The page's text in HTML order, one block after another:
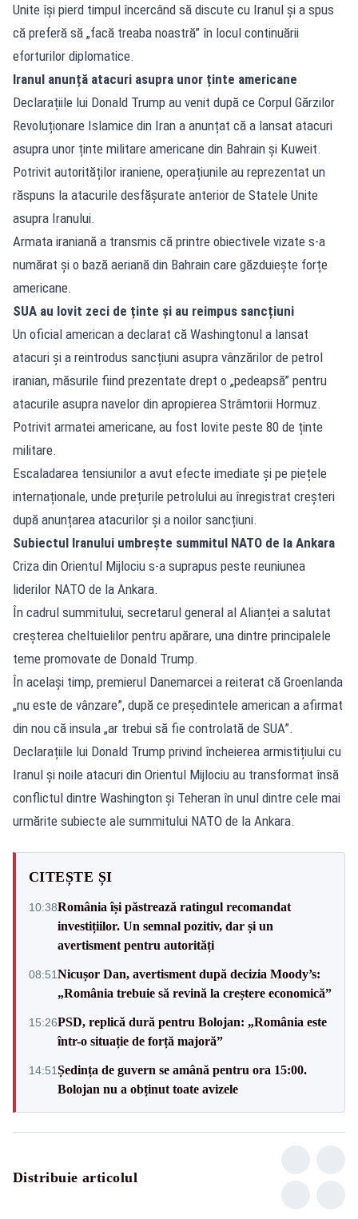
Unite își pierd timpul încercând să discute cu Iranul și a spus
că preferă să „facă treaba noastră” în locul continuării
eforturilor diplomatice.
Iranul anunță atacuri asupra unor ținte americane
Declarațiile lui Donald Trump au venit după ce Corpul Gărzilor
Revoluționare Islamice din Iran a anunțat că a lansat atacuri
asupra unor ținte militare americane din Bahrain și Kuweit.
Potrivit autorităților iraniene, operațiunile au reprezentat un
răspuns la atacurile desfășurate anterior de Statele Unite
asupra Iranului.
Armata iraniană a transmis că printre obiectivele vizate s-a
numărat și o bază aeriană din Bahrain care găzduiește forțe
americane.
SUA au lovit zeci de ținte și au reimpus sancțiuni
Un oficial american a declarat că Washingtonul a lansat
atacuri și a reintrodus sancțiuni asupra vânzărilor de petrol
iranian, măsurile fiind prezentate drept o „pedeapsă” pentru
atacurile asupra navelor din apropierea Strâmtorii Hormuz.
Potrivit armatei americane, au fost lovite peste 80 de ținte
militare.
Escaladarea tensiunilor a avut efecte imediate și pe piețele
internaționale, unde prețurile petrolului au înregistrat creșteri
după anunțarea atacurilor și a noilor sancțiuni.
Subiectul Iranului umbrește summitul NATO de la Ankara
Criza din Orientul Mijlociu s-a suprapus peste reuniunea
liderilor NATO de la Ankara.
În cadrul summitului, secretarul general al Alianței a salutat
creșterea cheltuielilor pentru apărare, una dintre principalele
teme promovate de Donald Trump.
În același timp, premierul Danemarcei a reiterat că Groenlanda
„nu este de vânzare”, după ce președintele american a afirmat
din nou că insula „ar trebui să fie controlată de SUA”.
Declarațiile lui Donald Trump privind încheierea armistițiului cu
Iranul și noile atacuri din Orientul Mijlociu au transformat însă
conflictul dintre Washington și Teheran în unul dintre cele mai
urmărite subiecte ale summitului NATO de la Ankara.
CITEȘTE ȘI
10:38România își păstrează ratingul recomandat
investițiilor. Un semnal pozitiv, dar și un
avertisment pentru autorități
08:51Nicușor Dan, avertisment după decizia Moody’s:
„România trebuie să revină la creștere economică”
15:26PSD, replică dură pentru Bolojan: „România este
într-o situație de forță majoră”
14:51Ședința de guvern se amână pentru ora 15:00.
Bolojan nu a obținut toate avizele
Distribuie articolul